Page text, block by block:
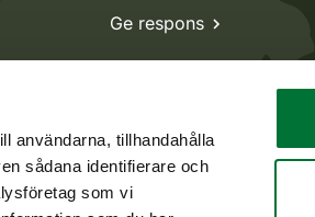
användarna, tillhandahålla
sådana identifierare och
som vi
Ge respons